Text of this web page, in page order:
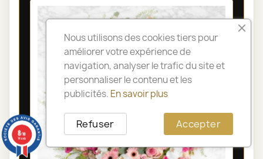
Nous utilisons des cookies tiers pour
améliorer votre expérience de
navigation, analyser le trafic du site et
personnaliser le contenu et les
publicités. En savoir plus
Accepter
Refuser
8/10
14 avis